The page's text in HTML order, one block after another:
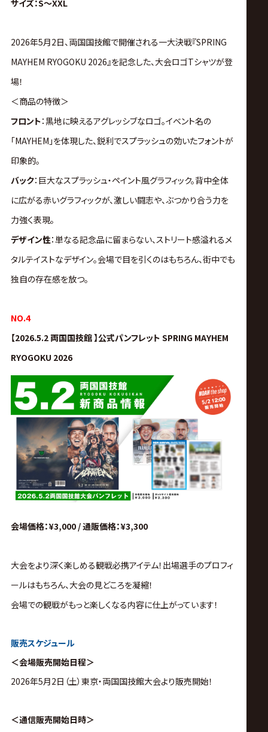
サイズ：S～XXL
2026年5月2日、両国国技館で開催される一大決戦『SPRING
MAYHEM RYOGOKU 2026』を記念した、大会ロゴTシャツが登
場！
＜商品の特徴＞
フロント：黒地に映えるアグレッシブなロゴ。イベント名の
「MAYHEM」を体現した、鋭利でスプラッシュの効いたフォントが
印象的。
バック：巨大なスプラッシュ・ペイント風グラフィック。背中全体
に広がる赤いグラフィックが、激しい闘志や、ぶつかり合う力を
力強く表現。
デザイン性：単なる記念品に留まらない、ストリート感溢れるメ
タルテイストなデザイン。会場で目を引くのはもちろん、街中でも
独自の存在感を放つ。
NO.4
【2026.5.2 両国国技館 】公式パンフレット SPRING MAYHEM
RYOGOKU 2026
会場価格：¥3,000 / 通販価格：¥3,300
大会をより深く楽しめる観戦必携アイテム！ 出場選手のプロフィ
ールはもちろん、大会の見どころを凝縮！
会場での観戦がもっと楽しくなる内容に仕上がっています！
販売スケジュール
＜会場販売開始日程＞
2026年5月2日（土）東京・両国国技館大会より販売開始！
＜通信販売開始日時＞